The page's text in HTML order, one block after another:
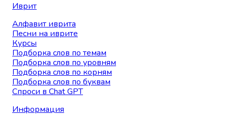
Иврит
Алфавит иврита
Песни на иврите
Курсы
Подборка слов по темам
Подборка слов по уровням
Подборка слов по корням
Подборка слов по буквам
Спроси в Chat GPT
Информация